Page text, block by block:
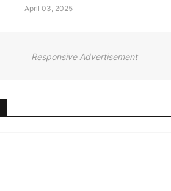
April 03, 2025
Responsive Advertisement